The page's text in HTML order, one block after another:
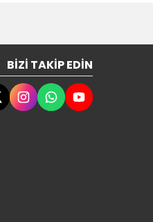
BIZI TAKIP EDIN